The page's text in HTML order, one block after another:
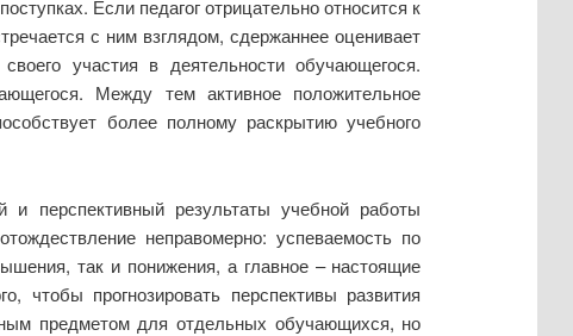
Если педагог отрицательно относится к
с ним взглядом, сдержаннее оценивает
участия в деятельности обучающегося.
Между тем активное положительное
более полному раскрытию учебного
перспективный результаты учебной работы
неправомерно: успеваемость по
так и понижения, а главное – настоящие
чтобы прогнозировать перспективы развития
предметом для отдельных обучающихся, но